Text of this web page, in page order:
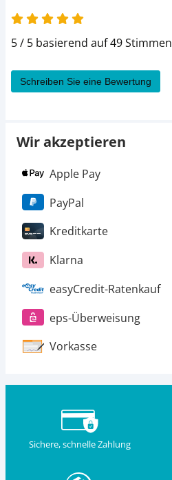
5 von 5
5 / 5 basierend auf 49 Stimmen
Schreiben Sie eine Bewertung
Wir akzeptieren
Apple Pay
PayPal
Kreditkarte
Klarna
easyCredit-Ratenkauf
eps-Überweisung
Vorkasse
Sichere, schnelle Zahlung